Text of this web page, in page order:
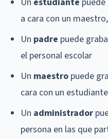
a cara con un
Un padre puede
el personal escolar
Un maestro puede
cara con un
Un administrador
persona en las que